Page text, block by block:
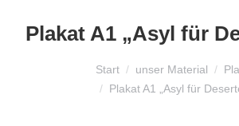
Plakat A1 „Asyl für
Sie befinden sich hier:
Start unser Material
Plakat A1 „Asyl für